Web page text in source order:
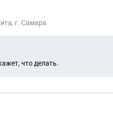
понятно где находятся
г. Самара
что делать.